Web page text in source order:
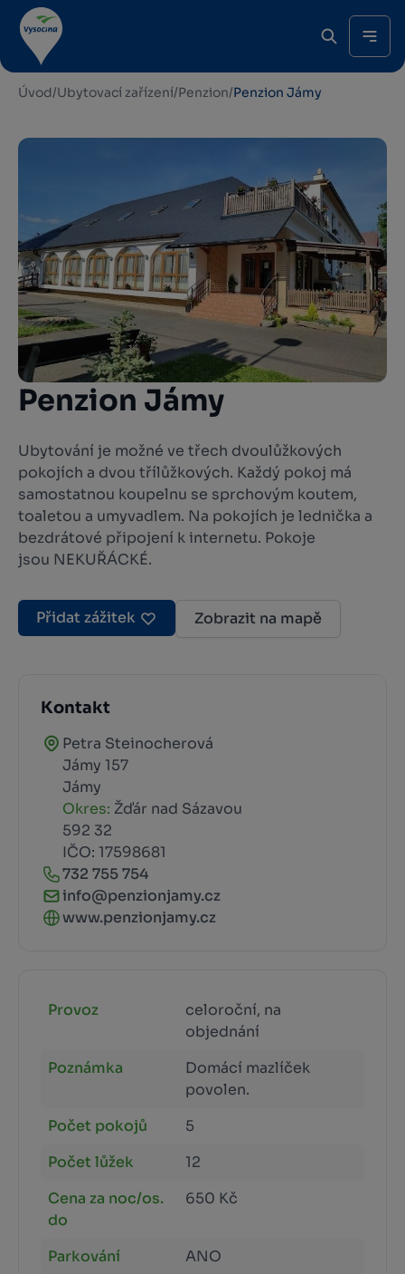
Úvod/Ubytovací zařízení/Penzion/Penzion Jámy
Penzion Jámy
Ubytování je možné ve třech dvoulůžkových
pokojích a dvou třílůžkových. Každý pokoj má
samostatnou koupelnu se sprchovým koutem,
toaletou a umyvadlem. Na pokojích je lednička a
bezdrátové připojení k internetu. Pokoje
jsou NEKUŘÁCKÉ.
Přidat zážitek Zobrazit na mapě
Kontakt
Petra Steinocherová
Jámy 157
Jámy
Okres: Žďár nad Sázavou
592 32
IČO: 17598681
732 755 754
info@penzionjamy.cz
www.penzionjamy.cz
Provoz
celoroční, na
objednání
Poznámka
Domácí mazlíček
povolen.
Počet pokojů
5
Počet lůžek
12
Cena za noc/os.
do
650 Kč
Parkování ANO